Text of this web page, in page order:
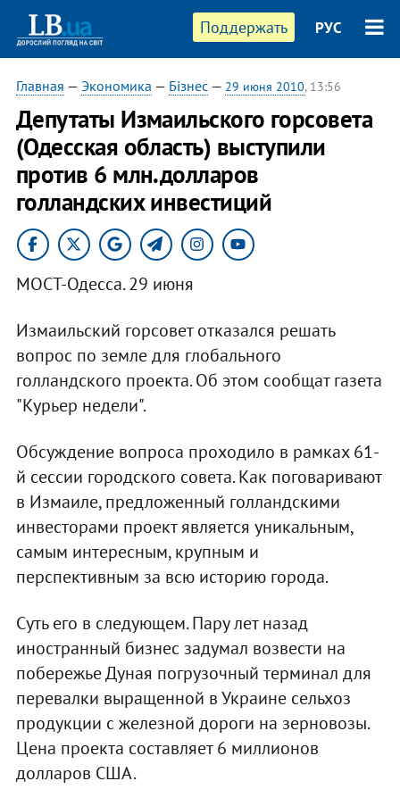
Поддержать РУС
Главная — Экономика — Бізнес— 29 июня 2010, 13:56
Депутаты Измаильского горсовета
(Одесская область) выступили
против 6 млн.долларов
голландских инвестиций
МОСТ-Одесса. 29 июня
Измаильский горсовет отказался решать
вопрос по земле для глобального
голландского проекта. Об этом сообщат газета
"Курьер недели".
Обсуждение вопроса проходило в рамках 61-
й сессии городского совета. Как поговаривают
в Измаиле, предложенный голландскими
инвесторами проект является уникальным,
самым интересным, крупным и
перспективным за всю историю города.
Суть его в следующем. Пару лет назад
иностранный бизнес задумал возвести на
побережье Дуная погрузочный терминал для
перевалки выращенной в Украине сельхоз
продукции с железной дороги на зерновозы.
Цена проекта составляет 6 миллионов
долларов США.